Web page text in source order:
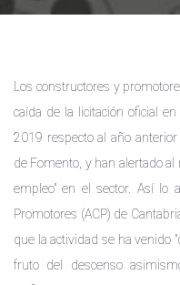
Los constructores y
caída de la licitación oficial
2019 respecto al año
de Fomento, y han alertado al
empleo" en el sector. Así lo
Promotores (ACP) de
que la actividad se ha venido
fruto del descenso